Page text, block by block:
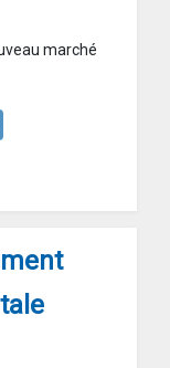
marché